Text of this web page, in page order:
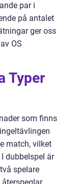
par i
på antalet
ger oss
OS
Typer
som finns
match, vilket
dubbelspel är
spelare